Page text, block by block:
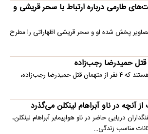
طارمی درباره ارتباط با سحر قریشی و
پخش شده او و سحر قریشی اظهاراتی را مطرح
برخی گزارش‌ها مدعی هستند که ۴ نفر از متهمان قتل حمیدرضا رجب‌زاده،
از آنچه در ناو آبراهام لینکلن می‌گذرد
دریایی حاضر در ناو هواپیمابر آبراهام لینکلن،
مناسب زندگی…